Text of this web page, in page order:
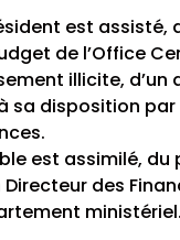
est assisté,
de l’Office
illicite, d’un
sa disposition par
est assimilé, du
des
ministériel.